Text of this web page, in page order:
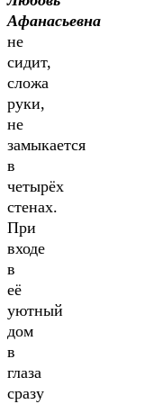
Афанасьевна
не
сидит,
сложа
руки,
не
замыкается
в
четырёх
стенах.
При
входе
в
её
уютный
дом
в
глаза
сразу